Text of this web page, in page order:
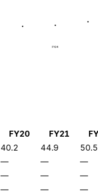
FY24
FY20 FY21
40.2 44.9 50.5
— — —
— — —
— — —